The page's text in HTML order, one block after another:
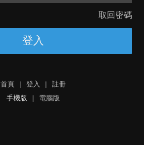
取回密碼
登入
首頁 | 登入 |
註冊
手機版
| 電腦版